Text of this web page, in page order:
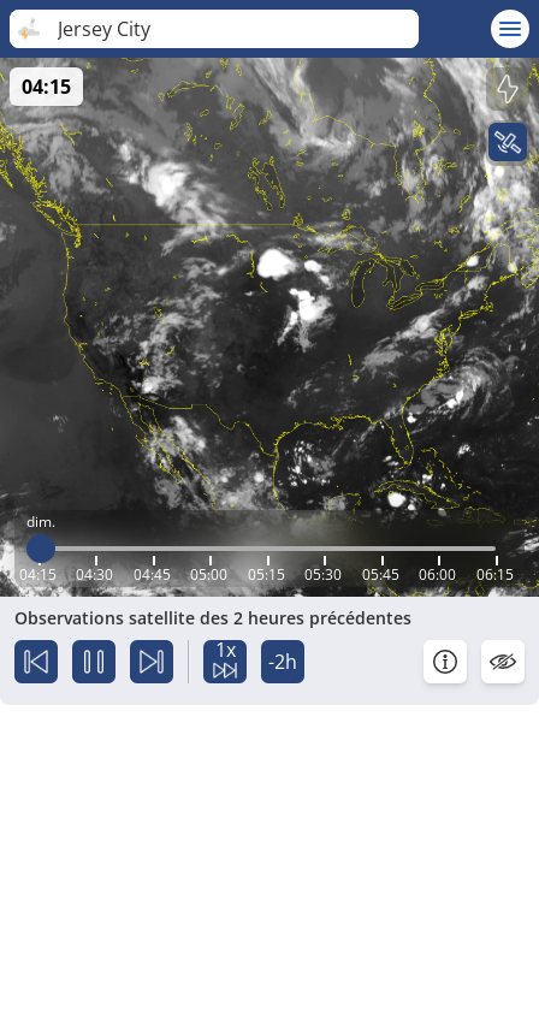
Jersey City
dim.
04:15 04:30 04:45 05:00 05:15 05:30 05:45 06:00 06:15
04:15
Observations satellite des 2 heures précédentes
1x -2h